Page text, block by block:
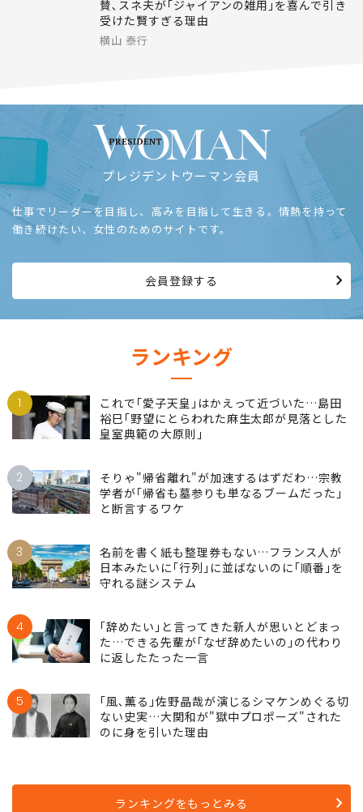
賛､スネ夫が｢ジャイアンの雑用｣を喜んで引き
受けた賢すぎる理由
横山 泰行
プレジデントウーマン会員
仕事でリーダーを目指し、高みを目指して生きる。情熱を持って
働き続けたい、女性のためのサイトです。
会員登録する
ランキング
1
これで｢愛子天皇｣はかえって近づいた…島田
裕巳｢野望にとらわれた麻生太郎が見落とした
皇室典範の大原則｣
2
そりゃ"帰省離れ"が加速するはずだわ…宗教
学者が｢帰省も墓参りも単なるブームだった｣
と断言するワケ
3
名前を書く紙も整理券もない…フランス人が
日本みたいに｢行列｣に並ばないのに｢順番｣を
守れる謎システム
4
｢辞めたい｣と言ってきた新人が思いとどまっ
た…できる先輩が｢なぜ辞めたいの｣の代わり
に返したたった一言
5
｢風､薫る｣佐野晶哉が演じるシマケンめぐる切
ない史実…大関和が"獄中プロポーズ"された
のに身を引いた理由
ランキングをもっとみる